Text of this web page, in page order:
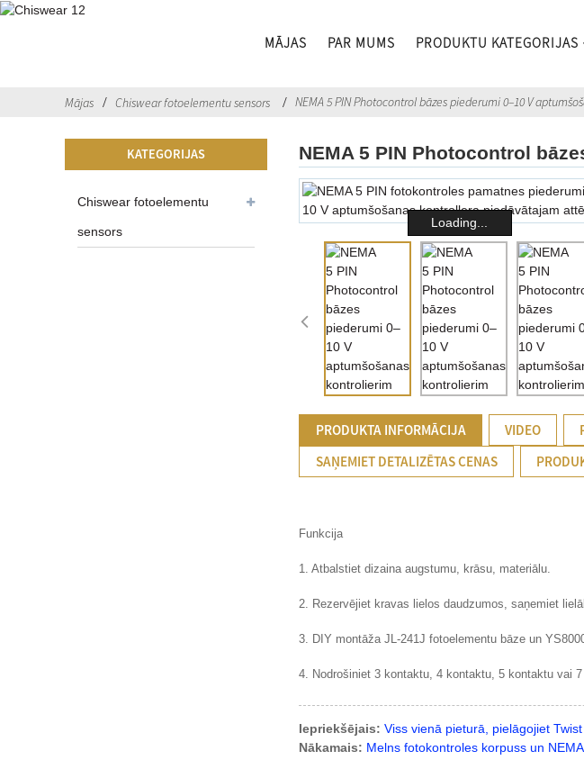
MĀJAS PAR MUMS PRODUKTU KATEGORIJAS
Mājas Chiswear fotoelementu sensors NEMA 5 PIN Photocontrol bāzes piederumi 0–10 V
KATEGORIJAS
Chiswear fotoelementu
sensors
NEMA 5 PIN Photocontrol
Loading...
PRODUKTA INFORMĀCIJA VIDEO
SAŅEMIET DETALIZĒTAS CENAS
Funkcija
1. Atbalstiet dizaina augstumu, krāsu, materiālu.
2. Rezervējiet kravas lielos daudzumos, saņemiet
3. DIY montāža JL-241J fotoelementu bāze un
4. Nodrošiniet 3 kontaktu, 4 kontaktu, 5 kontaktu vai
Iepriekšējais: Viss vienā pieturā, pielāgojiet
Nākamais: Melns fotokontroles korpuss un